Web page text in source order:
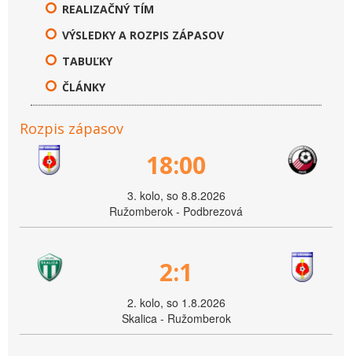
REALIZAČNÝ TÍM
VÝSLEDKY A ROZPIS ZÁPASOV
TABUĽKY
ČLÁNKY
Rozpis zápasov
18:00
3. kolo, so 8.8.2026
Ružomberok - Podbrezová
2:1
2. kolo, so 1.8.2026
Skalica - Ružomberok